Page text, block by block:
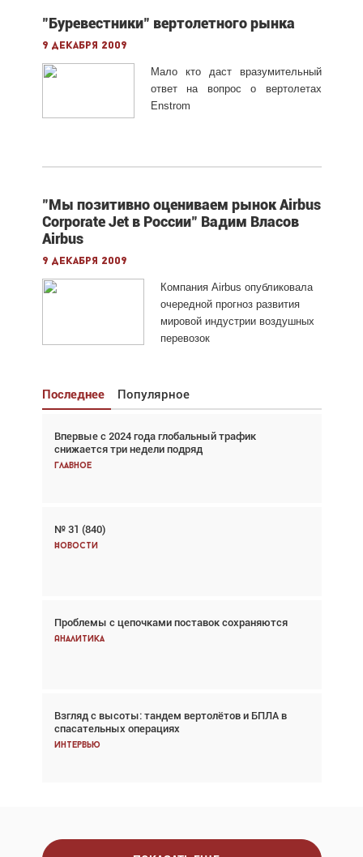
"Буревестники" вертолетного рынка
9 декабря 2009
Мало кто даст вразумительный
ответ на вопрос о вертолетах
Enstrom
"Мы позитивно оцениваем рынок Airbus
Corporate Jet в России" Вадим Власов
Airbus
9 декабря 2009
Компания Airbus опубликовала
очередной прогноз развития
мировой индустрии воздушных
перевозок
Последнее Популярное
Впервые с 2024 года глобальный трафик
снижается три недели подряд
Главное
№ 31 (840)
Новости
Проблемы с цепочками поставок сохраняются
Аналитика
Взгляд с высоты: тандем вертолётов и БПЛА в
спасательных операциях
Интервью
Взгляд с высоты: тандем вертолётов и БПЛА в
спасательных операциях
Главное
Авиационный фотограф Дэйв Кох: «Фотография
говорит сама за себя... а ИИ всё портит»
Впервые с 2024 года глобальный трафик
снижается три недели подряд
Частный самолёт – это актив. Подходите к
покупке соответствующим образом
Интервью